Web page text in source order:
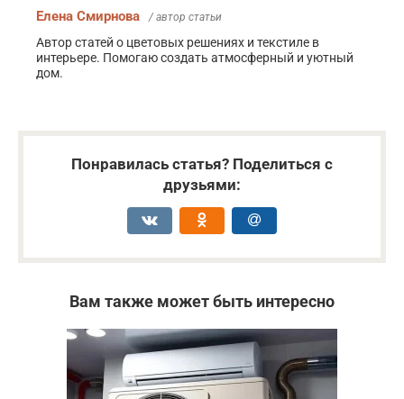
Елена Смирнова / автор статьи
Автор статей о цветовых решениях и текстиле в
интерьере. Помогаю создать атмосферный и уютный
дом.
Понравилась статья? Поделиться с
друзьями:
Вам также может быть интересно